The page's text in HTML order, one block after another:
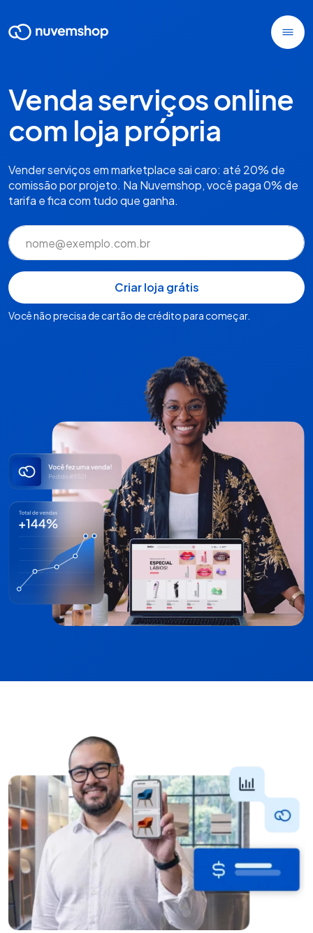
Venda serviços online
com loja própria
Vender serviços em marketplace sai caro: até 20% de
comissão por projeto. Na Nuvemshop, você paga 0% de
tarifa e fica com tudo que ganha.
Você não precisa de cartão de crédito para começar.